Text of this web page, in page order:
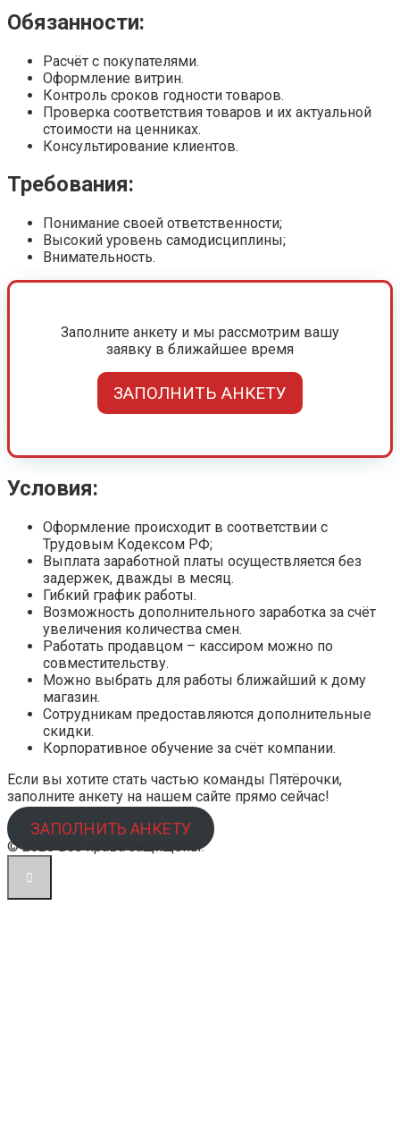
Обязанности:
Расчёт с покупателями.
Оформление витрин.
Контроль сроков годности товаров.
Проверка соответствия товаров и их актуальной
стоимости на ценниках.
Консультирование клиентов.
Требования:
Понимание своей ответственности;
Высокий уровень самодисциплины;
Внимательность.
Заполните анкету и мы рассмотрим вашу
заявку в ближайшее время
ЗАПОЛНИТЬ АНКЕТУ
Условия:
Оформление происходит в соответствии с
Трудовым Кодексом РФ;
Выплата заработной платы осуществляется без
задержек, дважды в месяц.
Гибкий график работы.
Возможность дополнительного заработка за счёт
увеличения количества смен.
Работать продавцом – кассиром можно по
совместительству.
Можно выбрать для работы ближайший к дому
магазин.
Сотрудникам предоставляются дополнительные
скидки.
Корпоративное обучение за счёт компании.
Если вы хотите стать частью команды Пятёрочки,
заполните анкету на нашем сайте прямо сейчас!
ЗАПОЛНИТЬ АНКЕТУ
© 2026 Все права защищены.